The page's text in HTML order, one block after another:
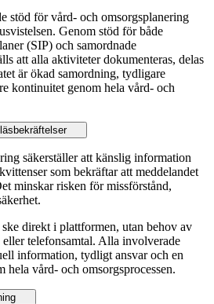
stöd för vård- och omsorgsplanering
Genom stöd för både
(SIP) och samordnade
att alla aktiviteter dokumenteras, delas
är ökad samordning, tydligare
kontinuitet genom hela vård- och
säkerställer att känslig information
som bekräftar att meddelandet
minskar risken för missförstånd,
direkt i plattformen, utan behov av
eller telefonsamtal. Alla involverade
information, tydligt ansvar och en
hela vård- och omsorgsprocessen.